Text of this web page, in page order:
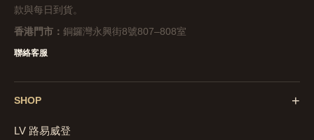
款與每日到貨。
香港門市： 銅鑼灣永興街8號807–808室
聯絡客服
SHOP +
LV 路易威登